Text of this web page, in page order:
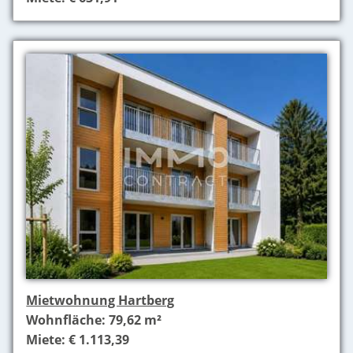
Mietwohnung Hartberg
Wohnfläche: 79,62 m²
Miete: € 1.113,39